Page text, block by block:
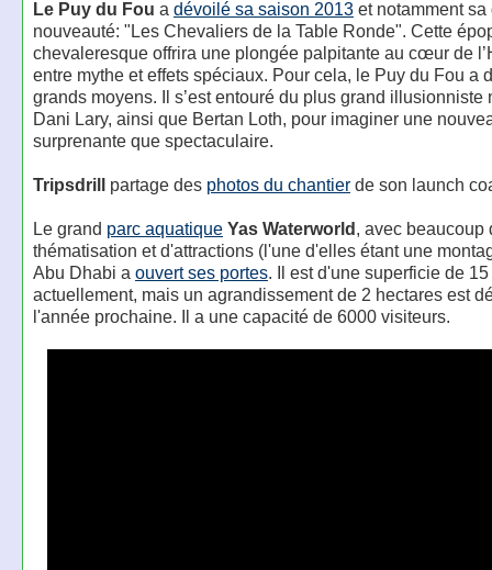
Le Puy du Fou a dévoilé sa saison 2013et notamment sa
nouveauté: "Les Chevaliers de la Table Ronde". Cette
chevaleresque offrira une plongée palpitante au cœur de
entre mythe et effets spéciaux. Pour cela, le Puy du Fou a
grands moyens. Il s’est entouré du plus grand illusionniste
Dani Lary, ainsi que Bertan Loth, pour imaginer une
surprenante que spectaculaire.
Tripsdrillpartage des photos du chantierde son launch
Le grand parc aquatique Yas Waterworld, avec beaucoup
thématisation et d'attractions (l'une d'elles étant une
Abu Dhabi a ouvert ses portes. Il est d'une superficie de
actuellement, mais un agrandissement de 2 hectares est
l'année prochaine. Il a une capacité de 6000 visiteurs.